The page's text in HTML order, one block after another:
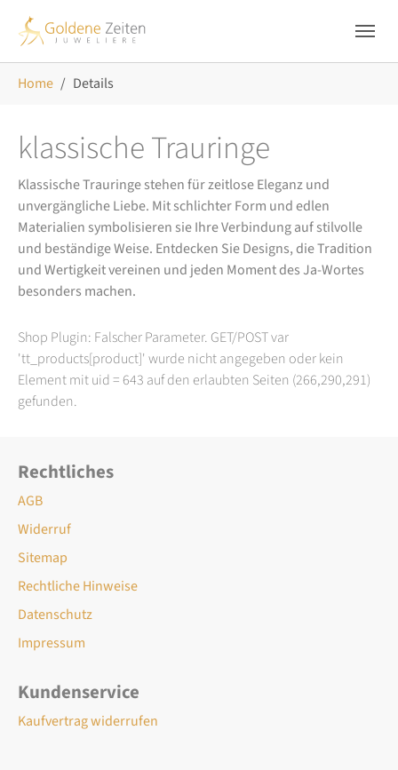
Home Details
klassische Trauringe
Klassische Trauringe stehen für zeitlose Eleganz und
unvergängliche Liebe. Mit schlichter Form und edlen
Materialien symbolisieren sie Ihre Verbindung auf stilvolle
und beständige Weise. Entdecken Sie Designs, die Tradition
und Wertigkeit vereinen und jeden Moment des Ja-Wortes
besonders machen.
Shop Plugin: Falscher Parameter. GET/POST var
'tt_products[product]' wurde nicht angegeben oder kein
Element mit uid = 643 auf den erlaubten Seiten (266,290,291)
gefunden.
Rechtliches
AGB
Widerruf
Sitemap
Rechtliche Hinweise
Datenschutz
Impressum
Kundenservice
Kaufvertrag widerrufen